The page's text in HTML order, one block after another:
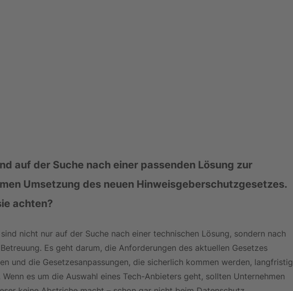
auf der Suche nach einer passenden Lösung zur
Umsetzung des neuen Hinweisgeberschutzgesetzes.
achten?
nicht nur auf der Suche nach einer technischen Lösung, sondern nach
Es geht darum, die Anforderungen des aktuellen Gesetzes
und die Gesetzesanpassungen, die sicherlich kommen werden, langfristig
es um die Auswahl eines Tech-Anbieters geht, sollten Unternehmen